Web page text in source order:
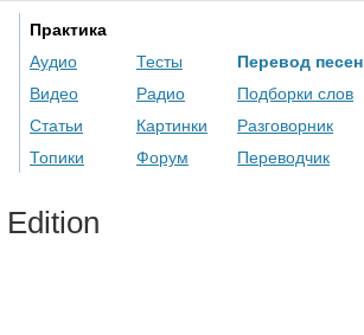
Практика
Аудио
Видео
Статьи
Топики
Тесты
Радио
Картинки
Форум
Перевод песен
Подборки слов
Разговорник
Переводчик
Edition